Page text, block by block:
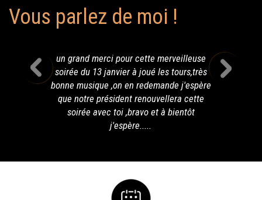
Vous parlez de moi !
un grand merci pour cette merveilleuse
soirée du 13 janvier à joué les tours,très
bonne musique ,on en redemande j'espère
que notre président renouvellera cette
soirée avec toi ,bravo et à bientôt
j'espère.....